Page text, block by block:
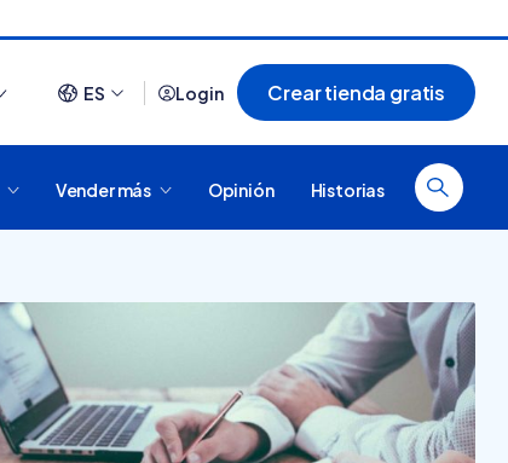
ES Login Crear tienda gratis
Vender más Opinión Historias